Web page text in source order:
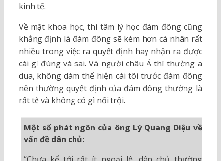
kinh tế.
Về mặt khoa học, thì tâm lý học đám đông cũng
khẳng định là đám đông sẽ kém hơn cá nhân rất
nhiều trong việc ra quyết định hay nhận ra được
cái gì đúng và sai. Và người châu Á thì thường a
dua, không dám thể hiện cái tôi trước đám đông
nên thường quyết định của đám đông thường là
rất tệ và không có gì nổi trội.
Một số phát ngôn của ông Lý Quang Diệu về
vấn đề dân chủ: